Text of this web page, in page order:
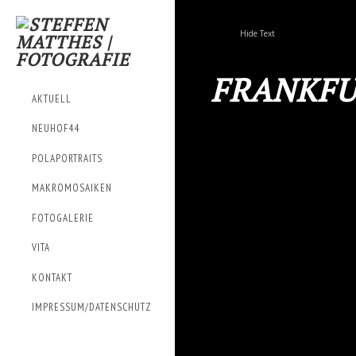
AKTUELL
NEUHOF44
POLAPORTRAITS
MAKROMOSAIKEN
FOTOGALERIE
VITA
KONTAKT
IMPRESSUM/DATENSCHUTZ
Hide Text